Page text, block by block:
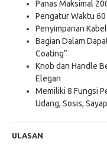
Panas Maksimal
Pengatur Waktu
Penyimpanan
Bagian Dalam
Coating”
Knob dan Handle
Elegan
Memiliki 8 Fungsi
Udang, Sosis,
ULASAN